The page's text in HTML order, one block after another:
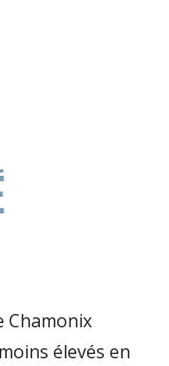
Chamonix
élevés en